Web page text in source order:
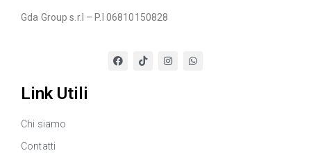
Gda Group s.r.l – P.I 06810150828
Link Utili
Chi siamo
Contatti